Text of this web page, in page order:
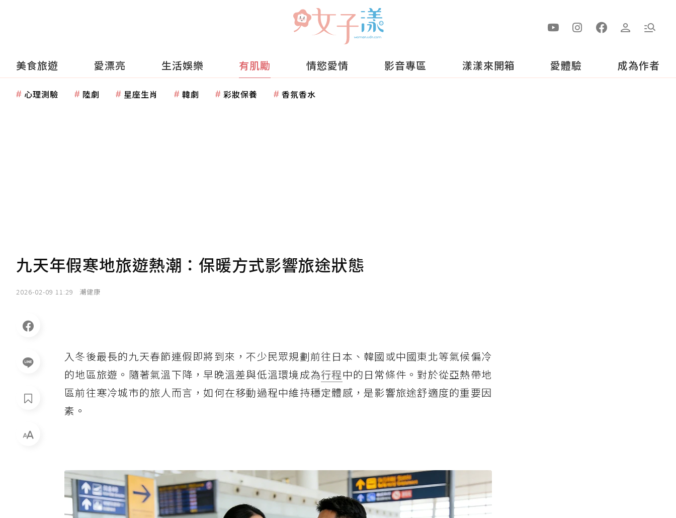
美食旅遊 愛漂亮 生活娛樂 有肌勵 情慾愛情 影音專區 漾漾來開箱 愛體驗 成為作者
心理測驗 陸劇 星座生肖 韓劇 彩妝保養 香氛香水
九天年假寒地旅遊熱潮：保暖方式影響旅途狀態
2026-02-09 11:29 潮健康
入冬後最長的九天春節連假即將到來，不少民眾規劃前往日本、韓國或中國東北等氣候偏冷
的地區旅遊。隨著氣溫下降，早晚溫差與低溫環境成為行程中的日常條件。對於從亞熱帶地
區前往寒冷城市的旅人而言，如何在移動過程中維持穩定體感，是影響旅途舒適度的重要因
素。